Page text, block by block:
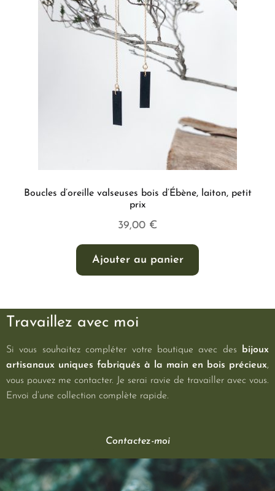
Boucles d’oreille valseuses bois d’Ébène, laiton, petit
prix
39,00 €
Ajouter au panier
Travaillez avec moi
Si vous souhaitez compléter votre boutique avec des bijoux
artisanaux uniques fabriqués à la main en bois précieux,
vous pouvez me contacter. Je serai ravie de travailler avec vous.
Envoi d’une collection complète rapide.
Contactez-moi